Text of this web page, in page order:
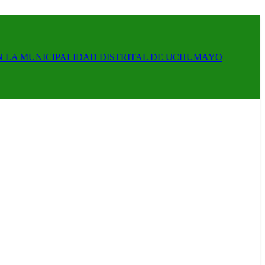
LA MUNICIPALIDAD DISTRITAL DE UCHUMAYO